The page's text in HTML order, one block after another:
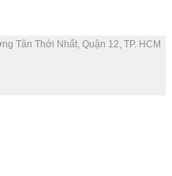
Tân Thới Nhất, Quận 12, TP. HCM